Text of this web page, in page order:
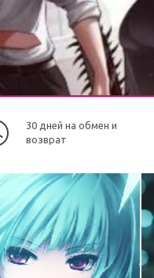
30 дней на обмен и
возврат